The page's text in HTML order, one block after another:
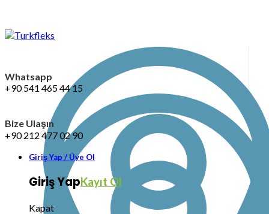
Whatsapp
+90 541 465 44 15
Bize Ulaşın
+90 212 477 02 90
Giriş Yap / Üye Ol
Giriş YapKayıt Ol
Kapat